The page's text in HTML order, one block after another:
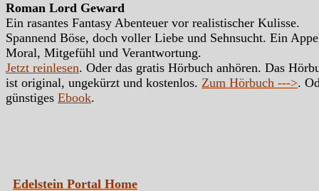
Roman Lord Geward
Ein rasantes Fantasy Abenteuer vor realistischer Kulisse.
Spannend Böse, doch voller Liebe und Sehnsucht. Ein
Moral, Mitgefühl und Verantwortung.
Jetzt reinlesen. Oder das gratis Hörbuch anhören. Das
ist original, ungekürzt und kostenlos. Zum Hörbuch --->.
günstiges Ebook.
Edelstein Portal Home